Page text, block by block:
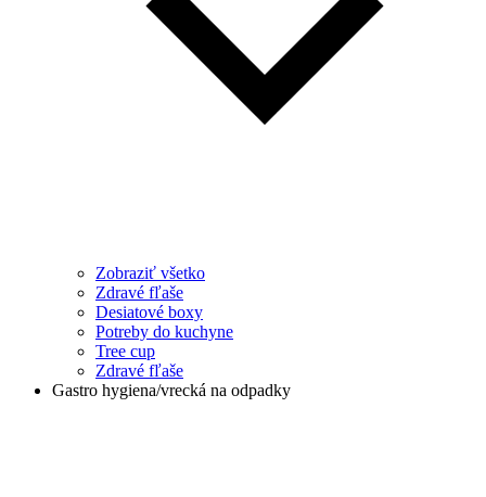
Zobraziť všetko
Zdravé fľaše
Desiatové boxy
Potreby do kuchyne
Tree cup
Zdravé fľaše
Gastro hygiena/vrecká na odpadky